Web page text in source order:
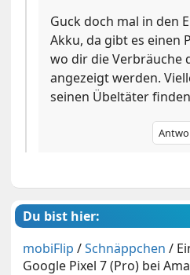
Guck doch mal in den
Akku, da gibt es einen
wo dir die Verbräuche
angezeigt werden.
seinen Übeltäter
Du bist hier:
mobiFlip /Schnäppchen /
Google Pixel 7 (Pro) bei